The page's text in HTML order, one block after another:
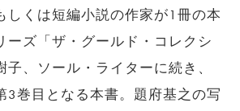
しくは短編小説の作家が1冊の本
ーズ「ザ・グールド・コレクシ
子、ソール・ライターに続き、
3巻目となる本書。題府基之の写